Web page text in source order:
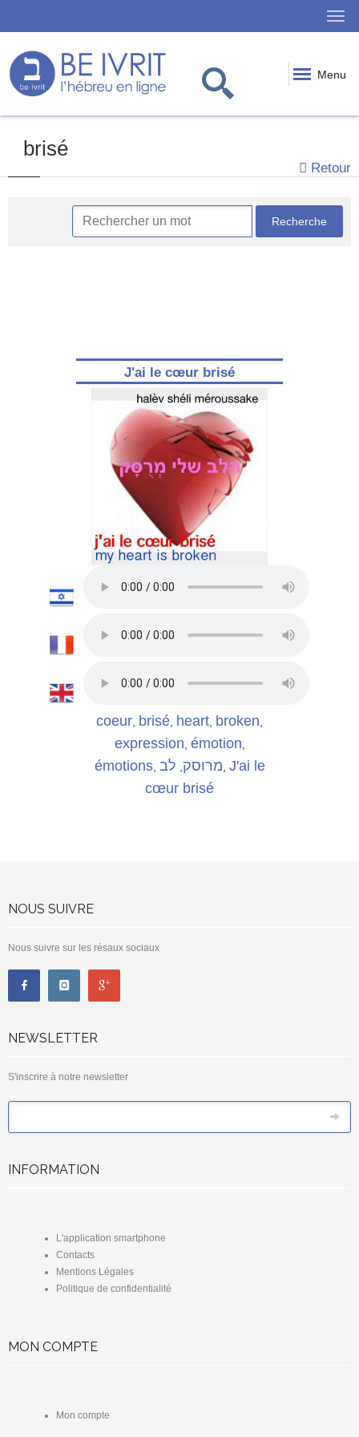
Menu
brisé
Retour
J'ai le cœur brisé
coeur brisé heart broken
expression émotion
émotions, מרוסק לב
J'ai le
cœur brisé
NOUS SUIVRE
Nous suivre sur les résaux sociaux
NEWSLETTER
S'inscrire à notre newsletter
INFORMATION
L'application smartphone
Contacts
Mentions Légales
Politique de confidentialité
MON COMPTE
Mon compte